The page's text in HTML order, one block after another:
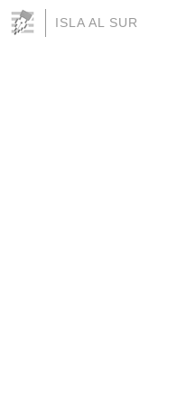
ISLA AL SUR